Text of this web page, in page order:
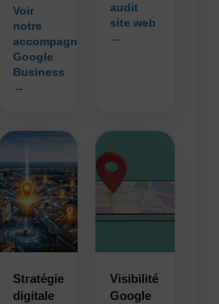
Voir
notre
accompagnement
Google
Business
→
audit
site web
→
Stratégie
digitale
Visibilité
Google